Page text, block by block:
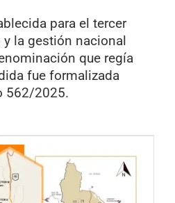
para el tercer
la gestión nacional
que regía
fue formalizada
562/2025.